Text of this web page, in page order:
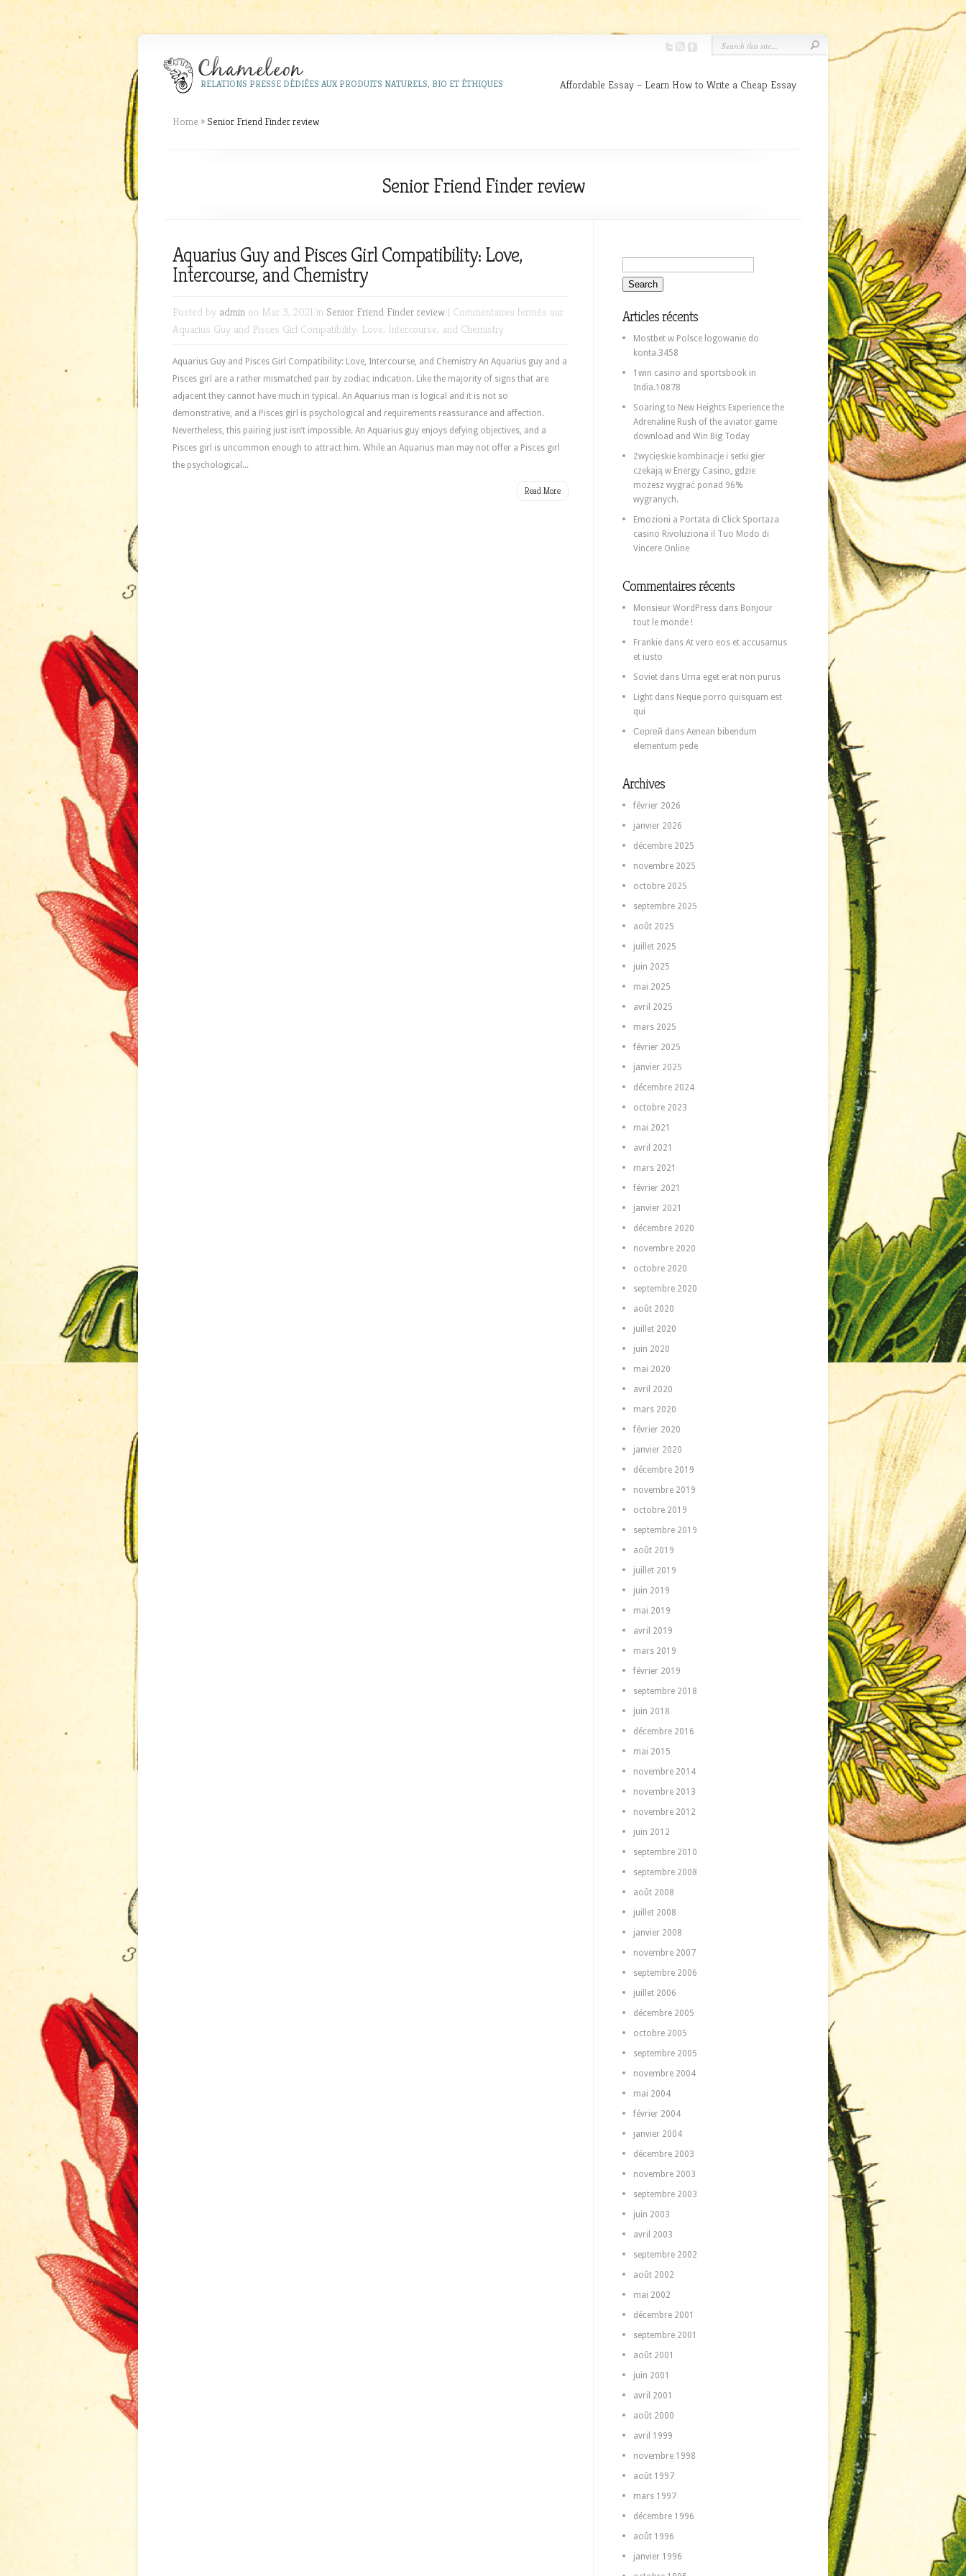
RELATIONS PRESSE DÉDIÉES AUX PRODUITS NATURELS, BIO ET ÉTHIQUES Affordable Essay – Learn How to Write a Cheap Essay
Home » Senior Friend Finder review
Senior Friend Finder review
Aquarius Guy and Pisces Girl Compatibility: Love,
Intercourse, and Chemistry
Posted by admin on Mar 3, 2021 in Senior Friend Finder review | Commentaires fermés sur
Aquarius Guy and Pisces Girl Compatibility: Love, Intercourse, and Chemistry
Aquarius Guy and Pisces Girl Compatibility: Love, Intercourse, and Chemistry An Aquarius guy and a
Pisces girl are a rather mismatched pair by zodiac indication. Like the majority of signs that are
adjacent they cannot have much in typical. An Aquarius man is logical and it is not so
demonstrative, and a Pisces girl is psychological and requirements reassurance and affection.
Nevertheless, this pairing just isn’t impossible. An Aquarius guy enjoys defying objectives, and a
Pisces girl is uncommon enough to attract him. While an Aquarius man may not offer a Pisces girl
the psychological...
Read More
Articles récents
Mostbet w Polsce logowanie do
konta.3458
1win casino and sportsbook in
India.10878
Soaring to New Heights Experience the
Adrenaline Rush of the aviator game
download and Win Big Today
Zwycięskie kombinacje i setki gier
czekają w Energy Casino, gdzie
możesz wygrać ponad 96%
wygranych.
Emozioni a Portata di Click Sportaza
casino Rivoluziona il Tuo Modo di
Vincere Online
Commentaires récents
Monsieur WordPress dans Bonjour
tout le monde !
Frankie dans At vero eos et accusamus
et iusto
Soviet dans Urna eget erat non purus
Light dans Neque porro quisquam est
qui
Сергей dans Aenean bibendum
elementum pede
Archives
février 2026
janvier 2026
décembre 2025
novembre 2025
octobre 2025
septembre 2025
août 2025
juillet 2025
juin 2025
mai 2025
avril 2025
mars 2025
février 2025
janvier 2025
décembre 2024
octobre 2023
mai 2021
avril 2021
mars 2021
février 2021
janvier 2021
décembre 2020
novembre 2020
octobre 2020
septembre 2020
août 2020
juillet 2020
juin 2020
mai 2020
avril 2020
mars 2020
février 2020
janvier 2020
décembre 2019
novembre 2019
octobre 2019
septembre 2019
août 2019
juillet 2019
juin 2019
mai 2019
avril 2019
mars 2019
février 2019
septembre 2018
juin 2018
décembre 2016
mai 2015
novembre 2014
novembre 2013
novembre 2012
juin 2012
septembre 2010
septembre 2008
août 2008
juillet 2008
janvier 2008
novembre 2007
septembre 2006
juillet 2006
décembre 2005
octobre 2005
septembre 2005
novembre 2004
mai 2004
février 2004
janvier 2004
décembre 2003
novembre 2003
septembre 2003
juin 2003
avril 2003
septembre 2002
août 2002
mai 2002
décembre 2001
septembre 2001
août 2001
juin 2001
avril 2001
août 2000
avril 1999
novembre 1998
août 1997
mars 1997
décembre 1996
août 1996
janvier 1996